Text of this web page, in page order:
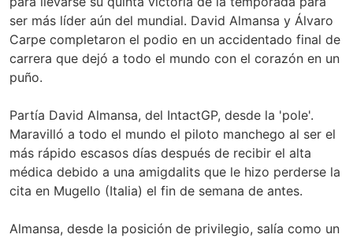
ser más líder aún del mundial. David Almansa y Álvaro
Carpe completaron el podio en un accidentado final de
carrera que dejó a todo el mundo con el corazón en un
puño.
Partía David Almansa, del IntactGP, desde la 'pole'.
Maravilló a todo el mundo el piloto manchego al ser el
más rápido escasos días después de recibir el alta
médica debido a una amigdalits que le hizo perderse la
cita en Mugello (Italia) el fin de semana de antes.
Almansa, desde la posición de privilegio, salía como un